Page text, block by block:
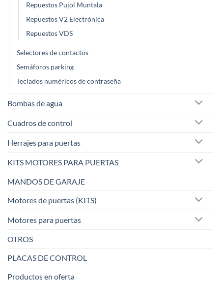
Repuestos Pujol Muntala
Repuestos V2 Electrónica
Repuestos VDS
Selectores de contactos
Semáforos parking
Teclados numéricos de contraseña
Bombas de agua
Cuadros de control
Herrajes para puertas
KITS MOTORES PARA PUERTAS
MANDOS DE GARAJE
Motores de puertas (KITS)
Motores para puertas
OTROS
PLACAS DE CONTROL
Productos en oferta